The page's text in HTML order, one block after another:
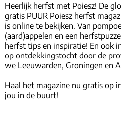
Heerlijk herfst met Poiesz! De
gratis PUUR Poiesz herfst
is online te bekijken. Van
(aard)appelen en een
herfst tips en inspiratie! En ook
op ontdekkingstocht door de
we Leeuwarden, Groningen en
Haal het magazine nu gratis op
jou in de buurt!